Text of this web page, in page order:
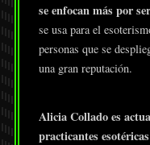
se enfocan más por
se usa para el
personas que se
una gran reputación.
Alicia Collado es
practicantes esotéricas